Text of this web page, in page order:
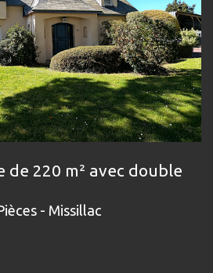
de 220 m² avec double
- Missillac